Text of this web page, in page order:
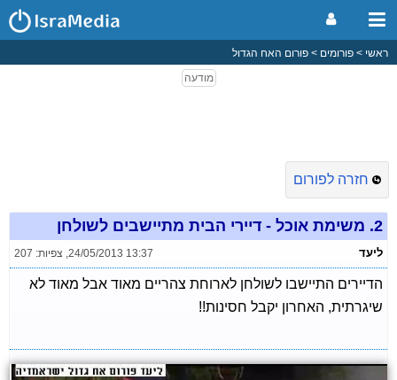
ראשי פורומים פורום האח הגדול
חזרה לפורום
2. משימת אוכל - דיירי הבית מתיישבים לשולחן
ליעד 24/05/2013 13:37
, צפיות: 207
הדיירים התיישבו לשולחן לארוחת צהריים מאוד אבל מאוד לא
שיגרתית, האחרון יקבל חסינות!!